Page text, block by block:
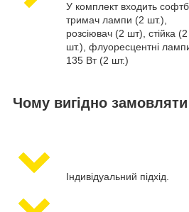
У комплект входить
тримач лампи (2 шт.),
розсіювач (2 шт), стійка (2
шт.), флуоресцентні
135 Вт (2 шт.)
Чому вигідно
Індивідуальний підхід.